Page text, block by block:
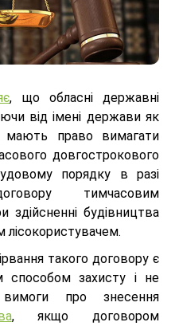
, що обласні державні
від імені держави як
мають право вимагати
довгострокового
порядку в разі
тимчасовим
здійсненні будівництва
лісокористувачем.
такого договору є
захисту і не
вимоги про знесення
, якщо договором